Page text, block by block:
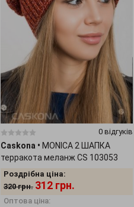
0 відгуків
Caskona • MONICA 2 ШАПКА
терракота меланж CS 103053
Роздрібна ціна:
320 грн. 312 грн.
Оптова ціна: